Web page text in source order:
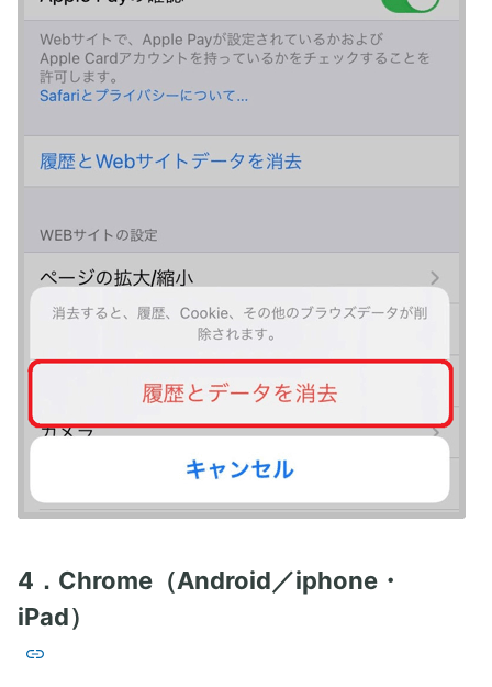
4．Chrome（Android／iphone・
iPad）